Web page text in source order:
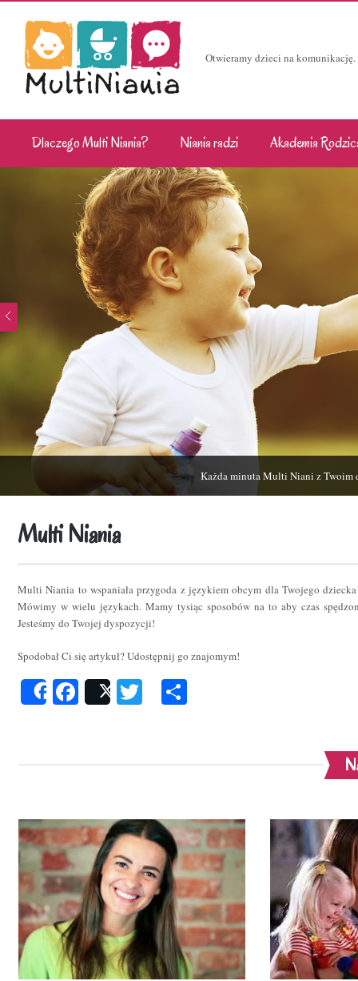
Otwieramy dzieci na
Dlaczego Multi Niania? Niania radzi Akademia
Każda minuta Multi Niani z Twoim
Multi Niania
Multi Niania to wspaniała przygoda z językiem obcym dla Twojego
Mówimy w wielu językach. Mamy tysiąc sposobów na to aby czas
Jesteśmy do Twojej dyspozycji!
Spodobał Ci się artykuł? Udostępnij go znajomym!
ShareFacebook
Post Twitter